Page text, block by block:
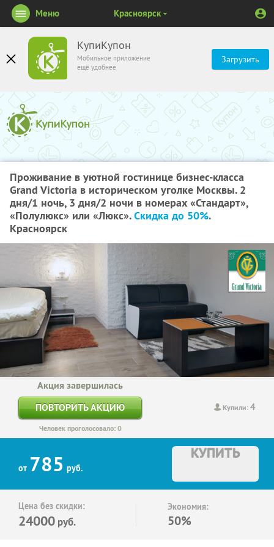
КупиКупон
Мобильное приложение
ещё удобнее
Загрузить
Меню Красноярск
Проживание в уютной гостинице бизнес-класса
Grand Victoria в историческом уголке Москвы. 2
дня/1 ночь, 3 дня/2 ночи в номерах «Стандарт»,
«Полулюкс» или «Люкс».Скидка до 50%.
Красноярск
Купили:4
Акция завершилась
ПОВТОРИТЬ АКЦИЮ
Человек проголосовало: 0
от 785 руб.
КУПИТЬ
Цена без скидки:
24000 руб.
Экономия:
50%